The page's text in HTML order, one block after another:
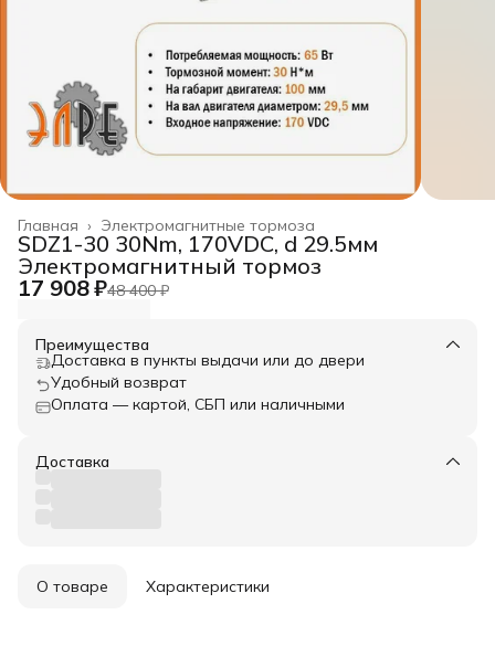
Электромагнитные тормоза
Главная ›
SDZ1-30 30Nm, 170VDC, d 29.5мм
Электромагнитный тормоз
17 908 ₽48 400 ₽
Преимущества
Доставка в пункты выдачи или до двери
Удобный возврат
Оплата — картой, СБП или наличными
Доставка
О товаре Характеристики